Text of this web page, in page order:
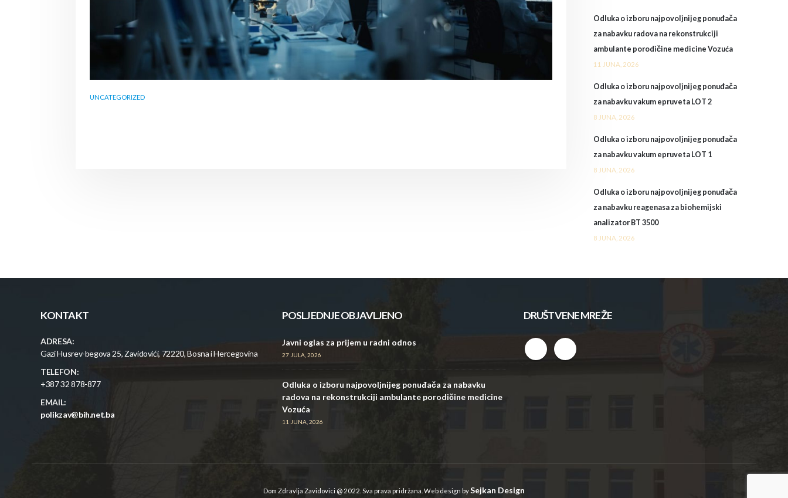
UNCATEGORIZED
Odluka o izboru najpovoljnijeg ponuđača
za nabavku radova na rekonstrukciji
ambulante porodičine medicine Vozuća
11 JUNA, 2026
Odluka o izboru najpovoljnijeg ponuđača
za nabavku vakum epruveta LOT 2
8 JUNA, 2026
Odluka o izboru najpovoljnijeg ponuđača
za nabavku vakum epruveta LOT 1
8 JUNA, 2026
Odluka o izboru najpovoljnijeg ponuđača
za nabavku reagenasa za biohemijski
analizator BT 3500
8 JUNA, 2026
KONTAKT
ADRESA:
Gazi Husrev-begova 25, Zavidovići, 72220, Bosna i Hercegovina
TELEFON:
+387 32 878-877
EMAIL:
polikzav@bih.net.ba
POSLJEDNJE OBJAVLJENO
Javni oglas za prijem u radni odnos
27 JULA, 2026
Odluka o izboru najpovoljnijeg ponuđača za nabavku
radova na rekonstrukciji ambulante porodičine medicine
Vozuća
11 JUNA, 2026
DRUŠTVENE MREŽE
Dom Zdravlja Zavidovici @ 2022. Sva prava pridržana. Web design bySejkan Design